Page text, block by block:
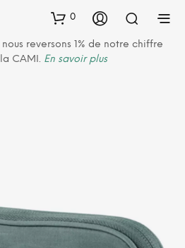
0
reversons 1% de notre chiffre
CAMI. En savoir plus